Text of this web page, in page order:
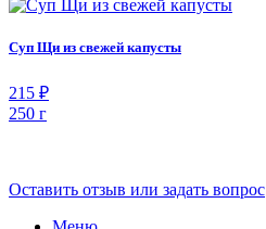
Суп Щи из свежей капусты
215 ₽
250 г
Оставить отзыв или задать вопрос